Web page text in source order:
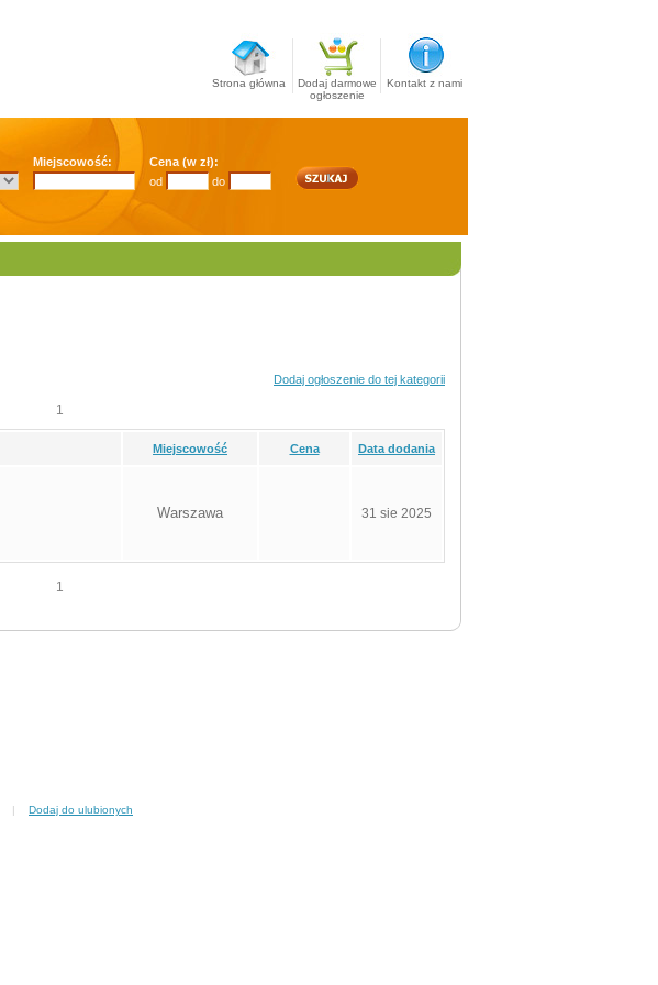
Strona główna
Dodaj darmowe
ogłoszenie
Kontakt z nami
Miejscowość:
Cena (w zł):
od
do
Dodaj ogłoszenie do tej kategorii
1
Miejscowość Cena Data dodania
Warszawa 31 sie 2025
1
| Dodaj do ulubionych